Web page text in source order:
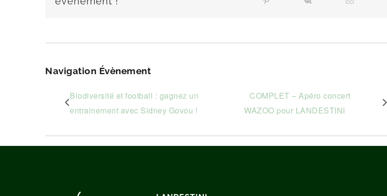
Navigation Évènement
Biodiversité et football : gagnez un
entrainement avec Sidney Govou !
COMPLET – Apéro concert
WAZOO pour LANDESTINI